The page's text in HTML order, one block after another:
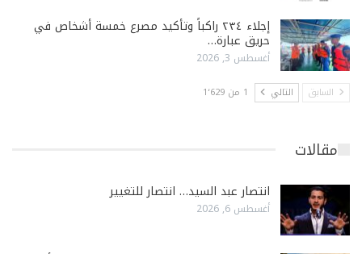
إجلاء ٢٣٤ راكباً وتأكيد مصرع خمسة أشخاص في
حريق عبارة…
أغسطس 3, 2026
السابق التالي 1 من 1٬629
مقالات
انتصار عبد السيد… انتصار للتغيير
أغسطس 6, 2026